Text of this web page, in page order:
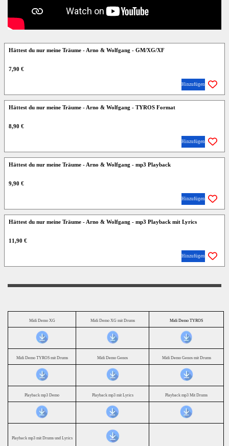
Hättest du nur meine Träume - Arno & Wolfgang - GM/XG/XF
7,90 €
Hinzufügen
Hättest du nur meine Träume - Arno & Wolfgang - TYROS Format
8,90 €
Hinzufügen
Hättest du nur meine Träume - Arno & Wolfgang - mp3 Playback
9,90 €
Hinzufügen
Hättest du nur meine Träume - Arno & Wolfgang - mp3 Playback mit Lyrics
11,90 €
Hinzufügen
Midi Demo XG Midi Demo XG mit Drums Midi Demo TYROS
Midi Demo TYROS mit Drums Midi Demo Genos Midi Demo Genos mit Drums
Playback mp3 Demo Playback mp3 mit Lyrics Playback mp3 Mit Drums
Playback mp3 mit Drums und Lyrics